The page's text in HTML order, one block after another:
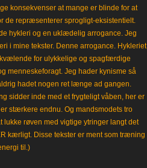
konsekvenser at mange er blinde for at
de repræsenterer sprogligt-eksistentielt.
hykleri og en uklædelig arrogance. Jeg
i mine tekster. Denne arrogance. Hykleriet
for ulykkelige og spagfærdige
menneskeforagt. Jeg hader kynisme så
hadet nogen ret længe ad gangen.
sidder inde med et frygteligt våben, her er
stærkere endnu. Og mandsmodets tro
røven med vigtige ytringer langt det
kærligt. Disse tekster er ment som træning
til.)